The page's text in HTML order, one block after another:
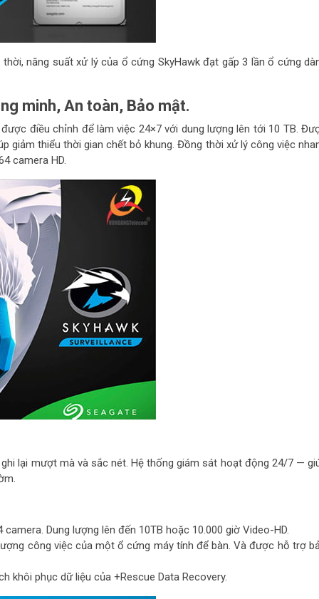
năng suất xử lý của ổ cứng SkyHawk đạt gấp 3 lần ổ cứng
minh, An toàn, Bảo mật.
được điều chỉnh để làm việc 24×7 với dung lượng lên tới 10 TB.
giảm thiểu thời gian chết bỏ khung. Đồng thời xử lý công việc
camera HD.
lại mượt mà và sắc nét. Hệ thống giám sát hoạt động 24/7 —
Dung lượng lên đến 10TB hoặc 10.000 giờ Video-HD.
công việc của một ổ cứng máy tính để bàn. Và được hỗ trợ
khôi phục dữ liệu của +Rescue Data Recovery.